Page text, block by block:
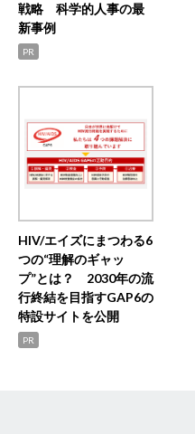
戦略 科学的人事の最
新事例
PR
HIV/エイズにまつわる6
つの“理解のギャッ
プ”とは？ 2030年の流
行終結を目指すGAP6の
特設サイトを公開
PR